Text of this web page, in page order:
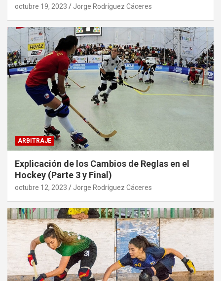
octubre 19, 2023 Jorge Rodríguez Cáceres
ARBITRAJE
Explicación de los Cambios de Reglas en el
Hockey (Parte 3 y Final)
octubre 12, 2023 Jorge Rodríguez Cáceres